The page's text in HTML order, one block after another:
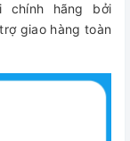
chính hãng bởi
giao hàng toàn